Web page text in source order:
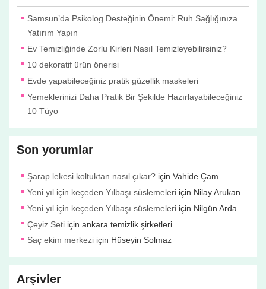
Samsun’da Psikolog Desteğinin Önemi: Ruh Sağlığınıza
Yatırım Yapın
Ev Temizliğinde Zorlu Kirleri Nasıl Temizleyebilirsiniz?
10 dekoratif ürün önerisi
Evde yapabileceğiniz pratik güzellik maskeleri
Yemeklerinizi Daha Pratik Bir Şekilde Hazırlayabileceğiniz
10 Tüyo
Son yorumlar
Şarap lekesi koltuktan nasıl çıkar? içinVahide Çam
Yeni yıl için keçeden Yılbaşı süslemeleri için Nilay Arukan
Yeni yıl için keçeden Yılbaşı süslemeleri için Nilgün Arda
Çeyiz Seti içinankara temizlik şirketleri
Saç ekim merkezi için Hüseyin Solmaz
Arşivler